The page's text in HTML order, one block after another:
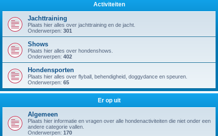
Activiteiten
Jachttraining
Plaats hier alles over jachttraining en de jacht.
Onderwerpen: 301
Shows
Plaats hier alles over hondenshows.
Onderwerpen: 402
Hondensporten
Plaats hier alles over flyball, behendigheid, doggydance en speuren.
Onderwerpen: 65
Er op uit
Algemeen
Plaats hier informatie en vragen over alle hondenactiviteiten die niet onder een
andere categorie vallen.
Onderwerpen: 170